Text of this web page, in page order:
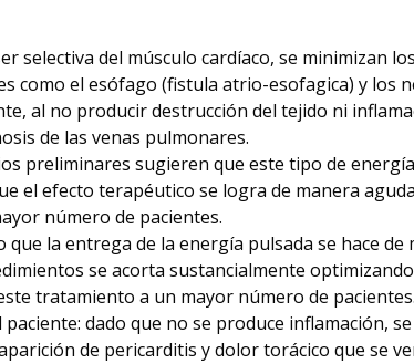
selectiva del músculo cardíaco, se minimizan
como el esófago (fistula atrio-esofagica) y los
al no producir destrucción del tejido ni
de las venas pulmonares.
preliminares sugieren que este tipo de
el efecto terapéutico se logra de manera
número de pacientes.
que la entrega de la energía pulsada se hace
se acorta sustancialmente
tratamiento a un mayor número de pacientes.
dado que no se produce inflamación,
de pericarditis y dolor torácico que se